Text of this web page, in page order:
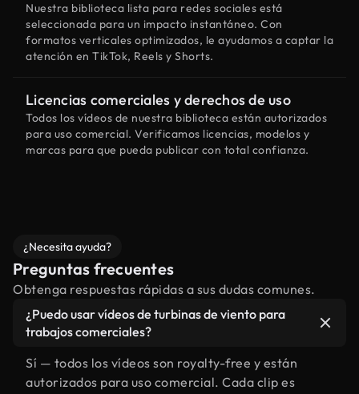
Nuestra biblioteca lista para redes sociales está
seleccionada para un impacto instantáneo. Con
formatos verticales optimizados, le ayudamos a captar la
atención en TikTok, Reels y Shorts.
Licencias comerciales y derechos de uso
Todos los vídeos de nuestra biblioteca están autorizados
para uso comercial. Verificamos licencias, modelos y
marcas para que pueda publicar con total confianza.
¿Necesita ayuda?
Preguntas frecuentes
Obtenga respuestas rápidas a sus dudas comunes.
¿Puedo usar vídeos de turbinas de viento para
trabajos comerciales?
Sí — todos los vídeos son royalty-free y están
autorizados para uso comercial. Cada clip es